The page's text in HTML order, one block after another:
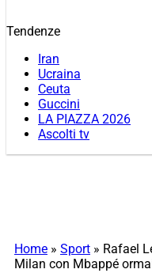
Tendenze
Iran
Ucraina
Ceuta
Guccini
LA PIAZZA 2026
Ascolti tv
Home » Sport » Rafael
Milan con Mbappé